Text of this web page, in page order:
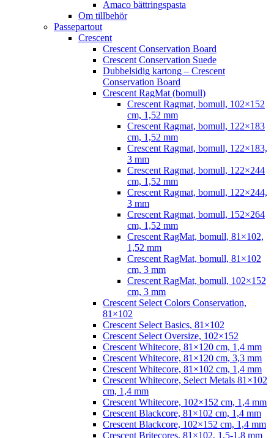
Amaco bättringspasta
Om tillbehör
Passepartout
Crescent
Crescent Conservation Board
Crescent Conservation Suede
Dubbelsidig kartong – Crescent
Conservation Board
Crescent RagMat (bomull)
Crescent Ragmat, bomull, 102×152
cm, 1,52 mm
Crescent Ragmat, bomull, 122×183
cm, 1,52 mm
Crescent Ragmat, bomull, 122×183,
3 mm
Crescent Ragmat, bomull, 122×244
cm, 1,52 mm
Crescent Ragmat, bomull, 122×244,
3 mm
Crescent Ragmat, bomull, 152×264
cm, 1,52 mm
Crescent RagMat, bomull, 81×102,
1,52 mm
Crescent RagMat, bomull, 81×102
cm, 3 mm
Crescent RagMat, bomull, 102×152
cm, 3 mm
Crescent Select Colors Conservation,
81×102
Crescent Select Basics, 81×102
Crescent Select Oversize, 102×152
Crescent Whitecore, 81×120 cm, 1,4 mm
Crescent Whitecore, 81×120 cm, 3,3 mm
Crescent Whitecore, 81×102 cm, 1,4 mm
Crescent Whitecore, Select Metals 81×102
cm, 1,4 mm
Crescent Whitecore, 102×152 cm, 1,4 mm
Crescent Blackcore, 81×102 cm, 1,4 mm
Crescent Blackcore, 102×152 cm, 1,4 mm
Crescent Britecores, 81×102, 1,5-1,8 mm